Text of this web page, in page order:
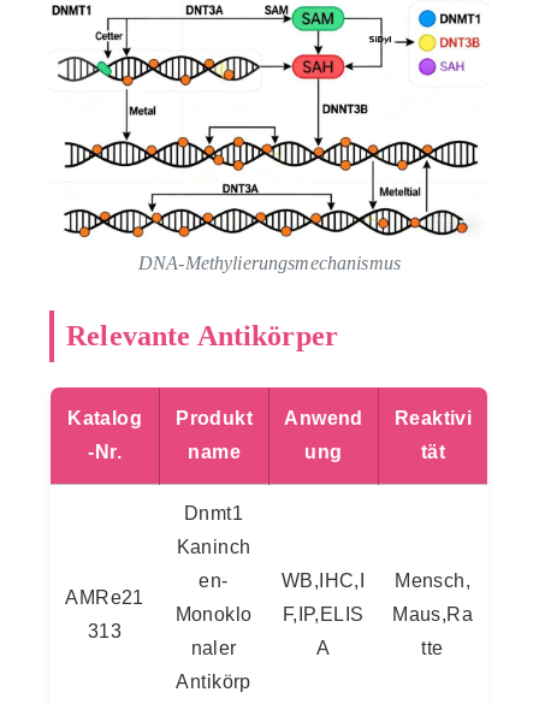
DNA-Methylierungsmechanismus
Relevante Antikörper
Katalog
-Nr.
Produkt
name
Anwend
ung
Reaktivi
tät
AMRe21
313
Dnmt1
Kaninch
en-
Monoklo
naler
Antikörp
WB,IHC,I
F,IP,ELIS
A
Mensch,
Maus,Ra
tte